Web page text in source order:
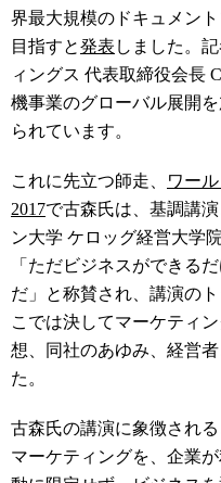
界最大規模のドキュメン
目指すと発表 しました。
ィングス 代表取締役会長
機事業のグローバル展開
られています。
これに先立つ師走、
ワー
2017で古森氏は、基調講
ン大学 ケロッグ経営大学
「ただビジネスができる
だ」と称賛され、講演の
こでは決してマーケティ
想、同社のあゆみ、経営
た。
古森氏の講演に象徴され
マーケティングを、企業